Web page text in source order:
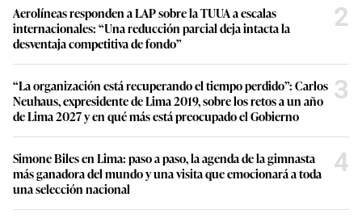
Aerolíneas responden a LAP sobre la TUUA a escalas
internacionales: “Una reducción parcial deja intacta la
desventaja competitiva de fondo”
2
“La organización está recuperando el tiempo perdido”: Carlos
Neuhaus, expresidente de Lima 2019, sobre los retos a un año
de Lima 2027 y en qué más está preocupado el Gobierno
3
Simone Biles en Lima: paso a paso, la agenda de la gimnasta
más ganadora del mundo y una visita que emocionará a toda
una selección nacional
4